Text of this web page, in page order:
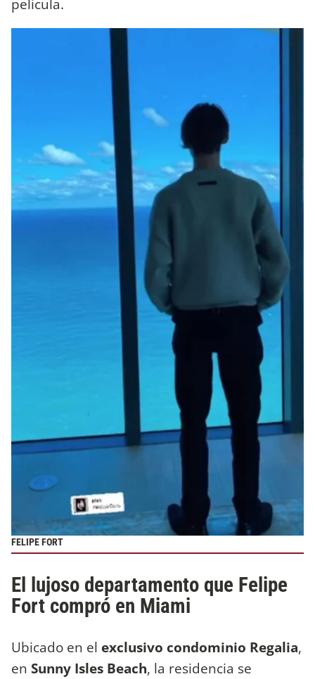
FELIPE FORT
El lujoso departamento que Felipe
Fort compró en Miami
Ubicado en el exclusivo condominio Regalia,
en Sunny Isles Beach, la residencia se